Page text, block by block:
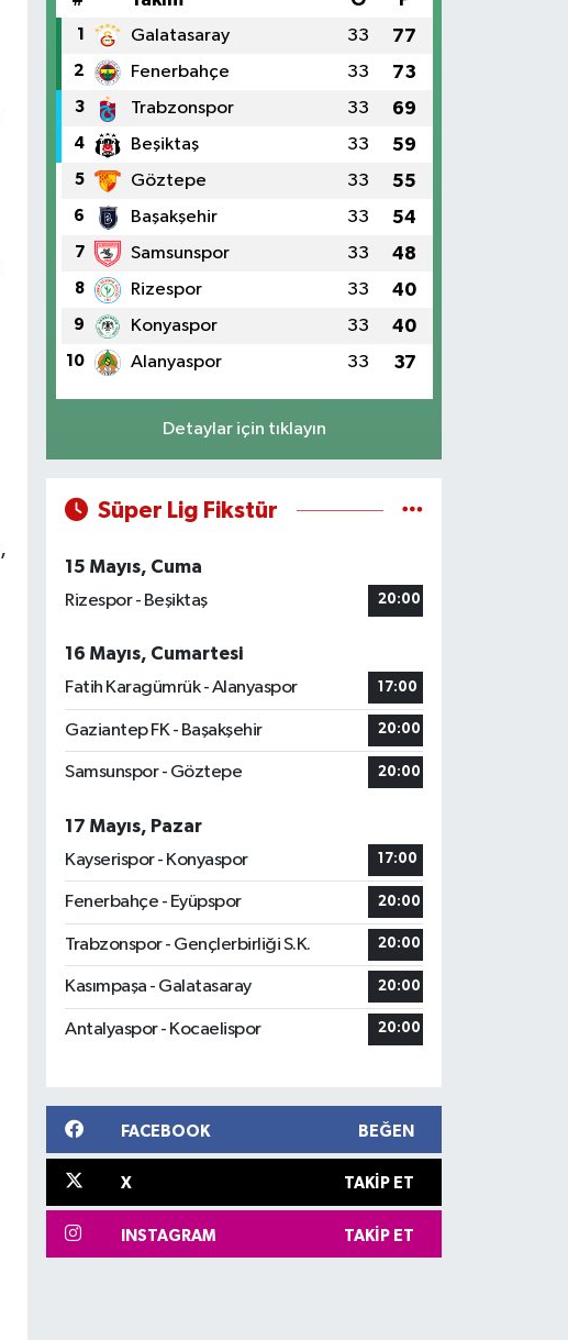
1 Galatasaray 33 77
2 Fenerbahçe 33 73
3 Trabzonspor 33 69
4 Beşiktaş 33 59
5 Göztepe 33 55
6 Başakşehir 33 54
7 Samsunspor 33 48
8 Rizespor 33 40
9 Konyaspor 33 40
10 Alanyaspor 33 37
Detaylar için tıklayın
Süper Lig Fikstür
15 Mayıs, Cuma
Rizespor - Beşiktaş
20:00
16 Mayıs, Cumartesi
Fatih Karagümrük - Alanyaspor
17:00
Gaziantep FK - Başakşehir 20:00
Samsunspor - Göztepe 20:00
17 Mayıs, Pazar
Kayserispor - Konyaspor
17:00
Fenerbahçe - Eyüpspor 20:00
Trabzonspor - Gençlerbirliği S.K. 20:00
Kasımpaşa - Galatasaray 20:00
Antalyaspor - Kocaelispor 20:00
FACEBOOK BEĞEN
X TAKIP ET
INSTAGRAM TAKIP ET